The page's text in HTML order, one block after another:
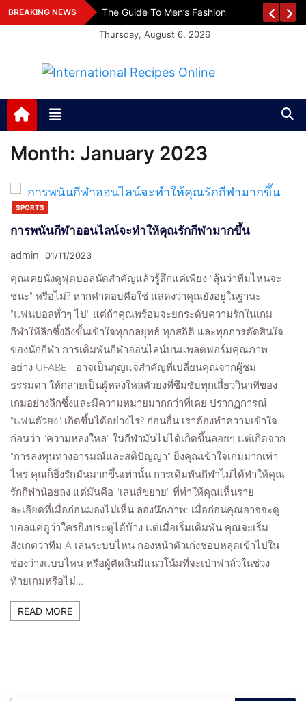
Skip
to
content
BREAKING NEWS The Guide To Men’s Fashion
Thursday, August 6, 2026
International Recipes
Online
Month: January 2023
SPORTS
การพนันกีฬาออนไลน์จะทำให้คุณรักกีฬามากขึ้น
admin 01/11/2023
คุณเคยนั่งดูฟุตบอลนัดสำคัญแล้วรู้สึกแค่เพียง "ลุ้นว่าทีมไหนจะ
ชนะ" หรือไม่? หากคำตอบคือใช่ แสดงว่าคุณยังอยู่ในฐานะ
"แฟนบอลทั่วๆ ไป" แต่ถ้าคุณพร้อมจะยกระดับความรักในเกม
กีฬาให้ลึกซึ้งถึงขั้นเข้าใจทุกกลยุทธ์ ทุกสถิติ และทุกการตัดสินใจ
ของนักกีฬา การเดิมพันกีฬาออนไลน์บนแพลตฟอร์มคุณภาพ
อย่าง UFABET อาจเป็นกุญแจสำคัญที่เปลี่ยนคุณจากผู้ชม
ธรรมดา ให้กลายเป็นผู้หลงใหลตัวยงที่ซึมซับทุกเสี้ยววินาทีของ
เกมอย่างลึกซึ้งและมีความหมายมากกว่าที่เคย ปรากฏการณ์
"แฟนตัวยง" เกิดขึ้นได้อย่างไร? ก่อนอื่น เราต้องทำความเข้าใจ
ก่อนว่า "ความหลงใหล" ในกีฬามันไม่ได้เกิดขึ้นลอยๆ แต่เกิดจาก
"การลงทุนทางอารมณ์และสติปัญญา" ยิ่งคุณเข้าใจเกมมากเท่า
ไหร่ คุณก็ยิ่งรักมันมากขึ้นเท่านั้น การเดิมพันกีฬาไม่ได้ทำให้คุณ
รักกีฬาน้อยลง แต่มันคือ "เลนส์ขยาย" ที่ทำให้คุณเห็นราย
ละเอียดที่เมื่อก่อนมองไม่เห็น ลองนึกภาพ: เมื่อก่อนคุณอาจจะดู
บอลแค่ดูว่าใครยิงประตูได้บ้าง แต่เมื่อเริ่มเดิมพัน คุณจะเริ่ม
สังเกตว่าทีม A เล่นระบบไหน กองหน้าตัวเก่งชอบหลุดเข้าไปใน
ช่องว่างแบบไหน หรือผู้ตัดสินมีแนวโน้มที่จะเป่าฟาล์วในช่วง
ท้ายเกมหรือไม่…
READ MORE